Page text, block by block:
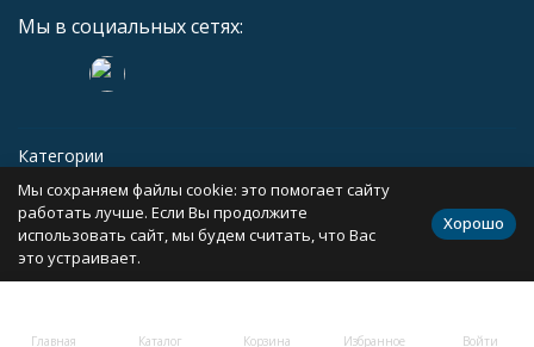
Главная Каталог Корзина Избранное Войти
Мы в социальных сетях:
Категории
Информация
Политика персональных данных Карта сайта
Мы сохраняем файлы cookie: это помогает сайту
работать лучше. Если Вы продолжите
использовать сайт, мы будем считать, что Вас
это устраивает.
Хорошо